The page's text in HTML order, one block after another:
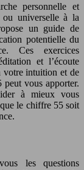
personnelle et
ou universelle à la
un guide de
potentielle du
Ces exercices
et l’écoute
votre intuition et de
peut vous apporter.
à mieux vous
le chiffre 55 soit
les questions